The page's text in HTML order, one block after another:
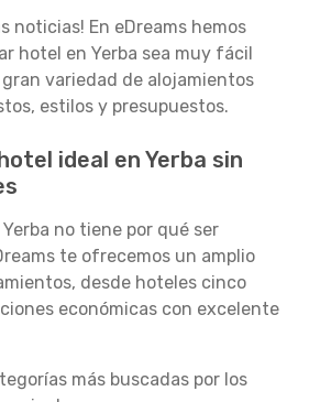
noticias! En eDreams hemos
hotel en Yerba sea muy fácil
variedad de alojamientos
estilos y presupuestos.
ideal en Yerba sin
no tiene por qué ser
te ofrecemos un amplio
desde hoteles cinco
económicas con excelente
más buscadas por los